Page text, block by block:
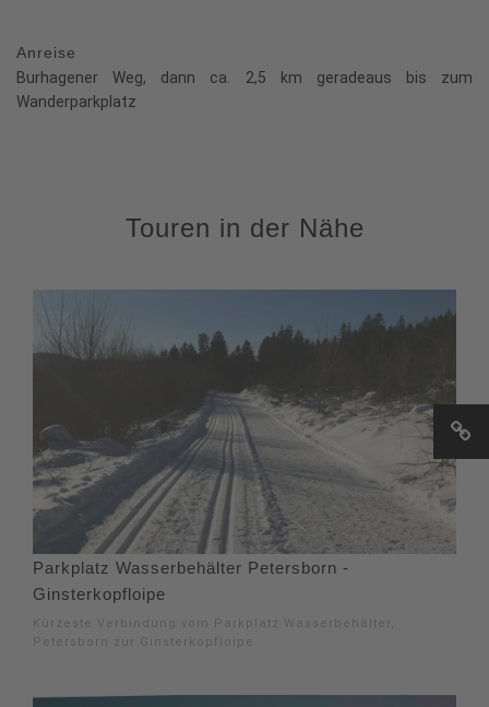
Anreise
Burhagener Weg, dann ca. 2,5 km geradeaus bis zum
Wanderparkplatz
Touren in der Nähe
Parkplatz Wasserbehälter Petersborn -
Ginsterkopfloipe
Kürzeste Verbindung vom Parkplatz Wasserbehälter,
Petersborn zur Ginsterkopfloipe